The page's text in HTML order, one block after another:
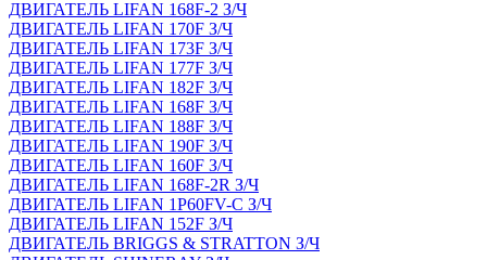
ДВИГАТЕЛЬ LIFAN 168F-2 З/Ч
ДВИГАТЕЛЬ LIFAN 170F З/Ч
ДВИГАТЕЛЬ LIFAN 173F З/Ч
ДВИГАТЕЛЬ LIFAN 177F З/Ч
ДВИГАТЕЛЬ LIFAN 182F З/Ч
ДВИГАТЕЛЬ LIFAN 168F З/Ч
ДВИГАТЕЛЬ LIFAN 188F З/Ч
ДВИГАТЕЛЬ LIFAN 190F З/Ч
ДВИГАТЕЛЬ LIFAN 160F З/Ч
ДВИГАТЕЛЬ LIFAN 168F-2R З/Ч
ДВИГАТЕЛЬ LIFAN 1P60FV-C З/Ч
ДВИГАТЕЛЬ LIFAN 152F З/Ч
ДВИГАТЕЛЬ BRIGGS & STRATTON З/Ч